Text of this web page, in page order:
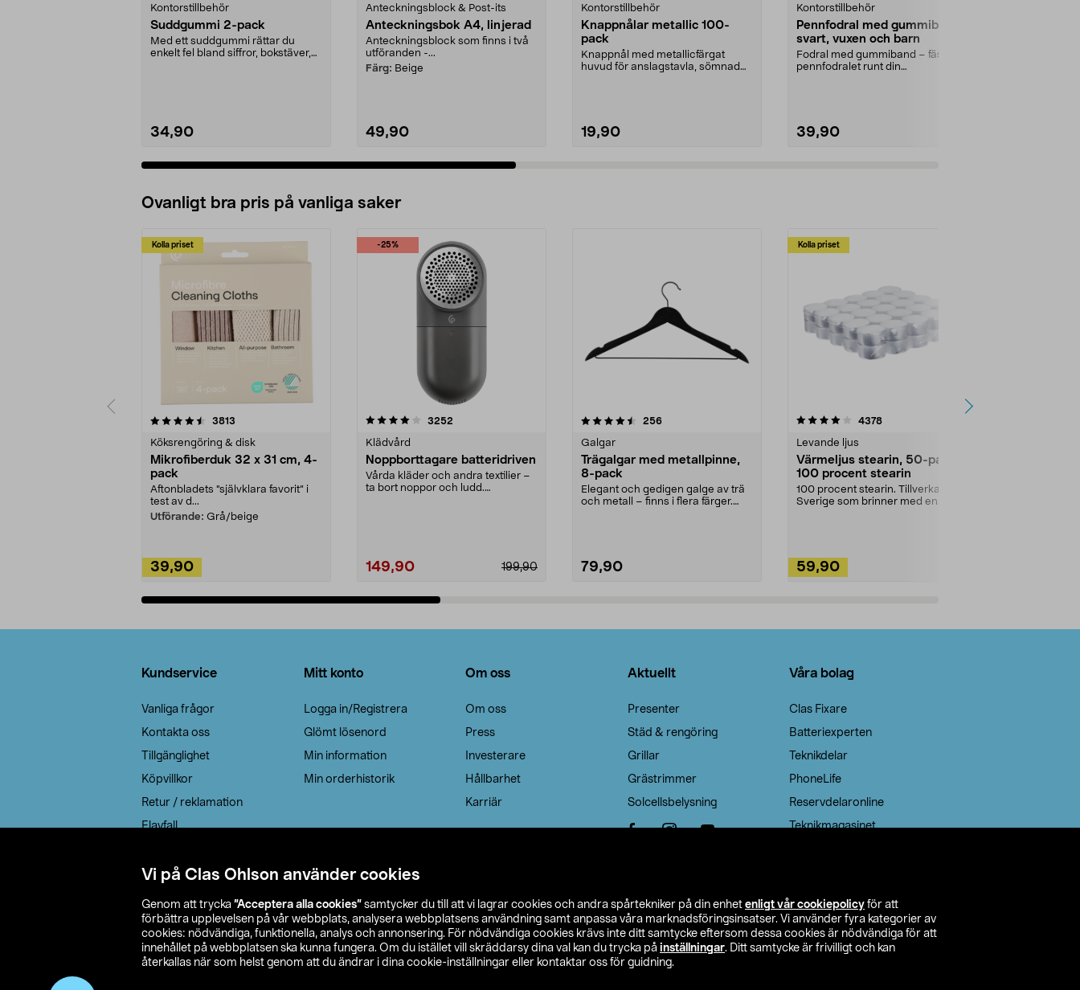
Vi på Clas Ohlson använder cookies
Genom att trycka ”Acceptera alla cookies” samtycker du till att vi lagrar cookies och andra spårtekniker på din enhet enligt vår cookiepolicy för att
förbättra upplevelsen på vår webbplats, analysera webbplatsens användning samt anpassa våra marknadsföringsinsatser. Vi använder fyra kategorier av
cookies: nödvändiga, funktionella, analys och annonsering. För nödvändiga cookies krävs inte ditt samtycke eftersom dessa cookies är nödvändiga för att
innehållet på webbplatsen ska kunna fungera. Om du istället vill skräddarsy dina val kan du trycka på inställningar. Ditt samtycke är frivilligt och kan
återkallas när som helst genom att du ändrar i dina cookie-inställningar eller kontaktar oss för guidning.
Kontorstillbehör
Suddgummi 2-pack
Med ett suddgummi rättar du
enkelt fel bland siffror, bokstäver,
34,90
Anteckningsblock & Post-its
Anteckningsbok A4, linjerad
Anteckningsblock som finns i två
utföranden -...
Färg: Beige
49,90
Kontorstillbehör
Knappnålar metallic 100-
pack
Knappnål med metallicfärgat
huvud för anslagstavla, sömnad
19,90
Kontorstillbehör
Pennfodral med gummiband,
svart, vuxen och barn
Fodral med gummiband – fäst
pennfodralet runt din
39,90
Ovanligt bra pris på vanliga saker
Kolla priset
3813
Köksrengöring & disk
Mikrofiberduk 32 x 31 cm, 4-
pack
Aftonbladets "självklara favorit” i
test av d...
Utförande: Grå/beige
39,90
-25%
4.0av 5 stjärnor 3252
Klädvård
Noppborttagare batteridriven
Vårda kläder och andra textilier –
ta bort noppor och ludd.
199,90
149,90
4.5av 5 stjärnor 256recensioner
Galgar
Trägalgar med metallpinne,
8-pack
Elegant och gedigen galge av trä
och metall – finns i flera färger.
79,90
Kolla priset
4.0av 5 stjärnor 4378recensioner
Levande ljus
Värmeljus stearin, 50-pack,
100 procent stearin
100 procent stearin. Tillverkade i
Sverige som brinner med en
59,90
4.5av 5 stjärnor
Kundservice
Vanliga frågor
Kontakta oss
Tillgänglighet
Köpvillkor
Retur / reklamation
Elavfall
Leveransalternativ
Mitt konto
Logga in/Registrera
Glömt lösenord
Min information
Min orderhistorik
Om oss
Om oss
Press
Investerare
Hållbarhet
Karriär
Aktuellt
Presenter
Städ & rengöring
Grillar
Grästrimmer
Solcellsbelysning
Våra bolag
Clas Fixare
Batteriexperten
Teknikdelar
PhoneLife
Reservdelaronline
Teknikmagasinet